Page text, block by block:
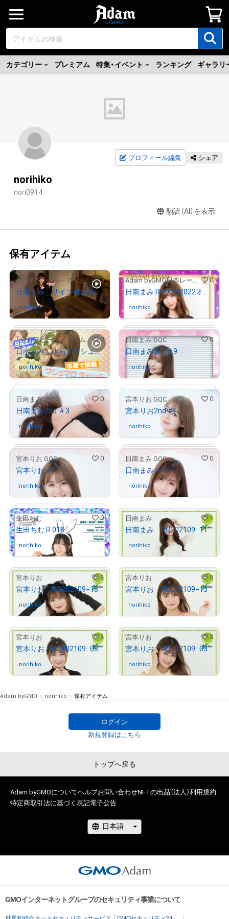
カテゴリー プレミアム 特集・イベント ランキング ギャラリ
プロフィール編集 シェア
norihiko
nori0914
翻訳（AI）を表示
保有アイテム
# 193/2000
「全力アピール～アダムシアター～」NFTストア 0
日南まみ＿サイン付き特別画像
norihikoさんが保有中
# 803/1000
Adam byGMO日本レースクイーン大賞2022 0
日南まみ RQ大賞2022オリジナルNFTトレカ
norihiko さんが保有中
「全力アピール～アダムシアター～」NFTストア 0
日南まみ＿水着でマシュマロキャッチ！
norihiko さんが保有中
# 254/1000
日南まみ GQC 0
日南まみ3rd ＃9
norihikoさんが保有中
# 658/1000
日南まみ GQC 0
日南まみ2nd ＃3
norihiko さんが保有中
# 694/1000
宮本りお GQC 0
宮本りお2nd #1
norihiko さんが保有中
# 116/1000
宮本りお GQC 0
宮本りお #1
norihikoさんが保有中
# 319/1000
日南まみ GQC 0
日南まみ ＃4
norihiko さんが保有中
# 74/80
生田ちむ 0
生田ちむ R 018
norihiko さんが保有中
日南まみ 1
日南まみ RQ202109−11
norihiko さんが保有中
宮本りお 3
宮本りお RQ202109−18
norihikoさんが保有中
宮本りお 5
宮本りお RQ202109−13
norihiko さんが保有中
宮本りお 3
宮本りお RQ202109−08
norihiko さんが保有中
宮本りお 3
宮本りお RQ202109−03
norihiko さんが保有中
Adam byGMO norihiko 保有アイテム
ログイン
新規登録はこちら
トップへ戻る
Adam byGMOについてヘルプお問い合わせNFTの出品（法人）利用規約
特定商取引法に基づく表記電子公告
GMOインターネットグループのセキュリティ事業について